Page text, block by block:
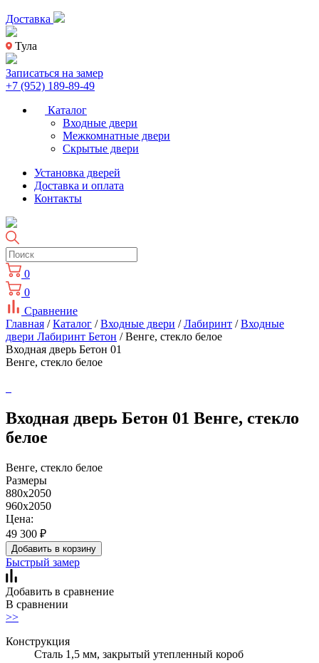
Доставка
Тула
Записаться на замер
+7 (952) 189-89-49
Каталог
Входные двери
Межкомнатные двери
Скрытые двери
Установка дверей
Доставка и оплата
Контакты
0
0
Сравнение
Главная /Каталог /Входные двери /Лабиринт /Входные
двери Лабиринт Бетон / Венге, стекло белое
Входная дверь Бетон 01
Венге, стекло белое
Входная дверь Бетон 01 Венге, стекло
белое
Венге, стекло белое
Размеры
880x2050
960x2050
Цена:
49 300 ₽
Добавить в корзину
Быстрый замер
Добавить в сравнение
В сравнении
>>
Конструкция
Сталь 1,5 мм, закрытый утепленный короб